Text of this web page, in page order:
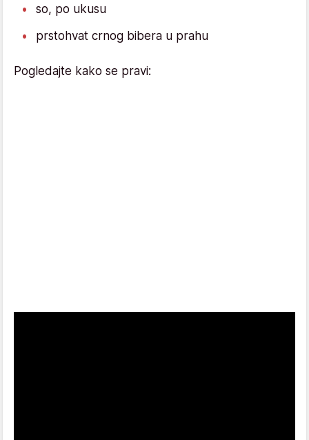
so, po ukusu
prstohvat crnog bibera u prahu
Pogledajte kako se pravi: